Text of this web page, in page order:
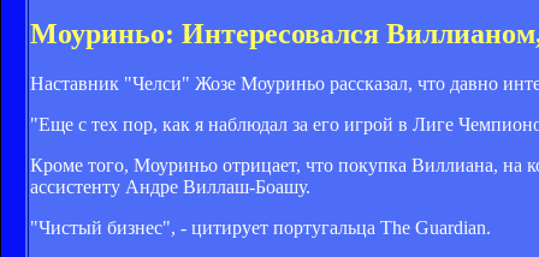
Моуриньо: Интересовался
Наставник "Челси" Жозе Моуриньо рассказал, что давно
"Еще с тех пор, как я наблюдал за его игрой в Лиге
Кроме того, Моуриньо отрицает, что покупка Виллиана, на
ассистенту Андре Виллаш-Боашу.
"Чистый бизнес", - цитирует португальца The Guardian.